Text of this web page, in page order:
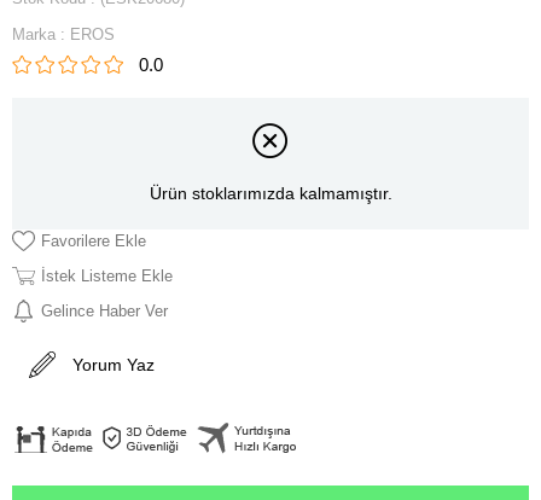
Marka : EROS
0.0
Ürün stoklarımızda kalmamıştır.
Favorilere Ekle
İstek Listeme Ekle
Gelince Haber Ver
Yorum Yaz